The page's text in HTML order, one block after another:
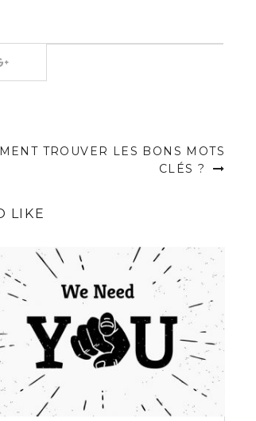
TROUVER LES BONS MOTS
CLÉS ?
LIKE